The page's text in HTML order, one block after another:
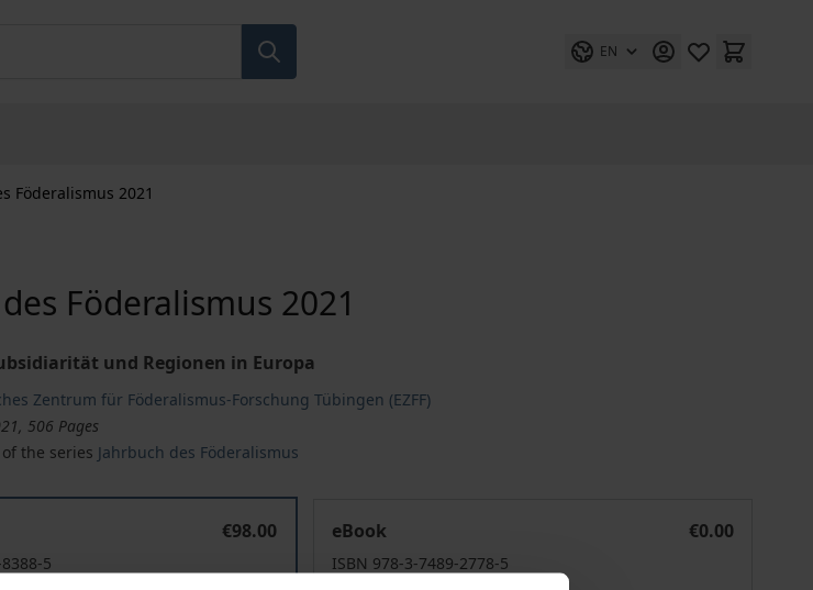
EN
Föderalismus 2021
Föderalismus 2021
und Regionen in Europa
Zentrum für Föderalismus-Forschung Tübingen (EZFF)
506 Pages
the series Jahrbuch des Föderalismus
€98.00
5
eBook
€0.00
ISBN 978-3-7489-2778-5